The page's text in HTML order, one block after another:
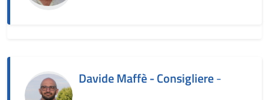
Davide Maffè - Consigliere-